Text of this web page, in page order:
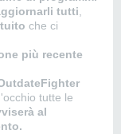
tutti
che ci
più recente
tutte le
al